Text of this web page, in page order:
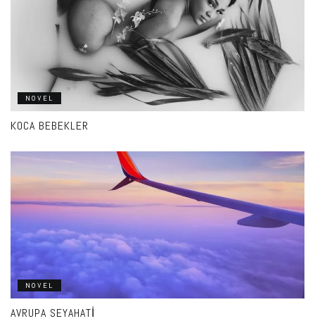
NOVEL
KOCA BEBEKLER
NOVEL
AVRUPA SEYAHATI